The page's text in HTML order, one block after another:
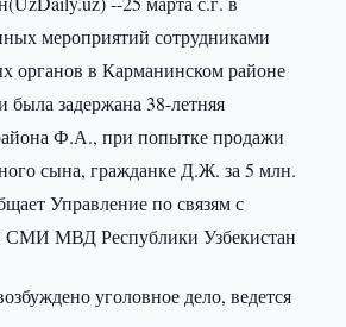
мероприятий сотрудниками
органов в Карманинском районе
была задержана 38-летняя
Ф.А., при попытке продажи
сына, гражданке Д.Ж. за 5 млн.
Управление по связям с
СМИ МВД Республики Узбекистан
уголовное дело, ведется